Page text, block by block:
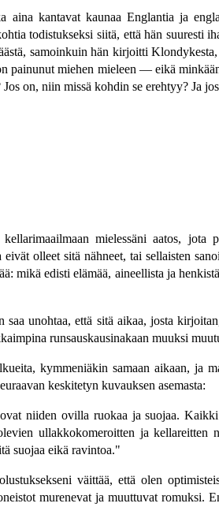
kantavat kaunaa Englantia ja
todistukseksi siitä, että hän suuresti
samoinkuin hän kirjoitti
painunut miehen mieleen — eikä
on, niin missä kohdin se erehtyy? Ja
mielessäni aatos, jota
olleet sitä nähneet, tai sellaisten
mikä edisti elämää, aineellista ja
unohtaa, että sitä aikaa, josta
runsauskausinakaan muuksi
kymmeniäkin samaan aikaan, ja
keskitetyn kuvauksen asemasta:
niiden ovilla ruokaa ja suojaa.
ullakkokomeroitten ja kellareitten
suojaa eikä ravintoa."
väittää, että olen
murenevat ja muuttuvat romuksi.